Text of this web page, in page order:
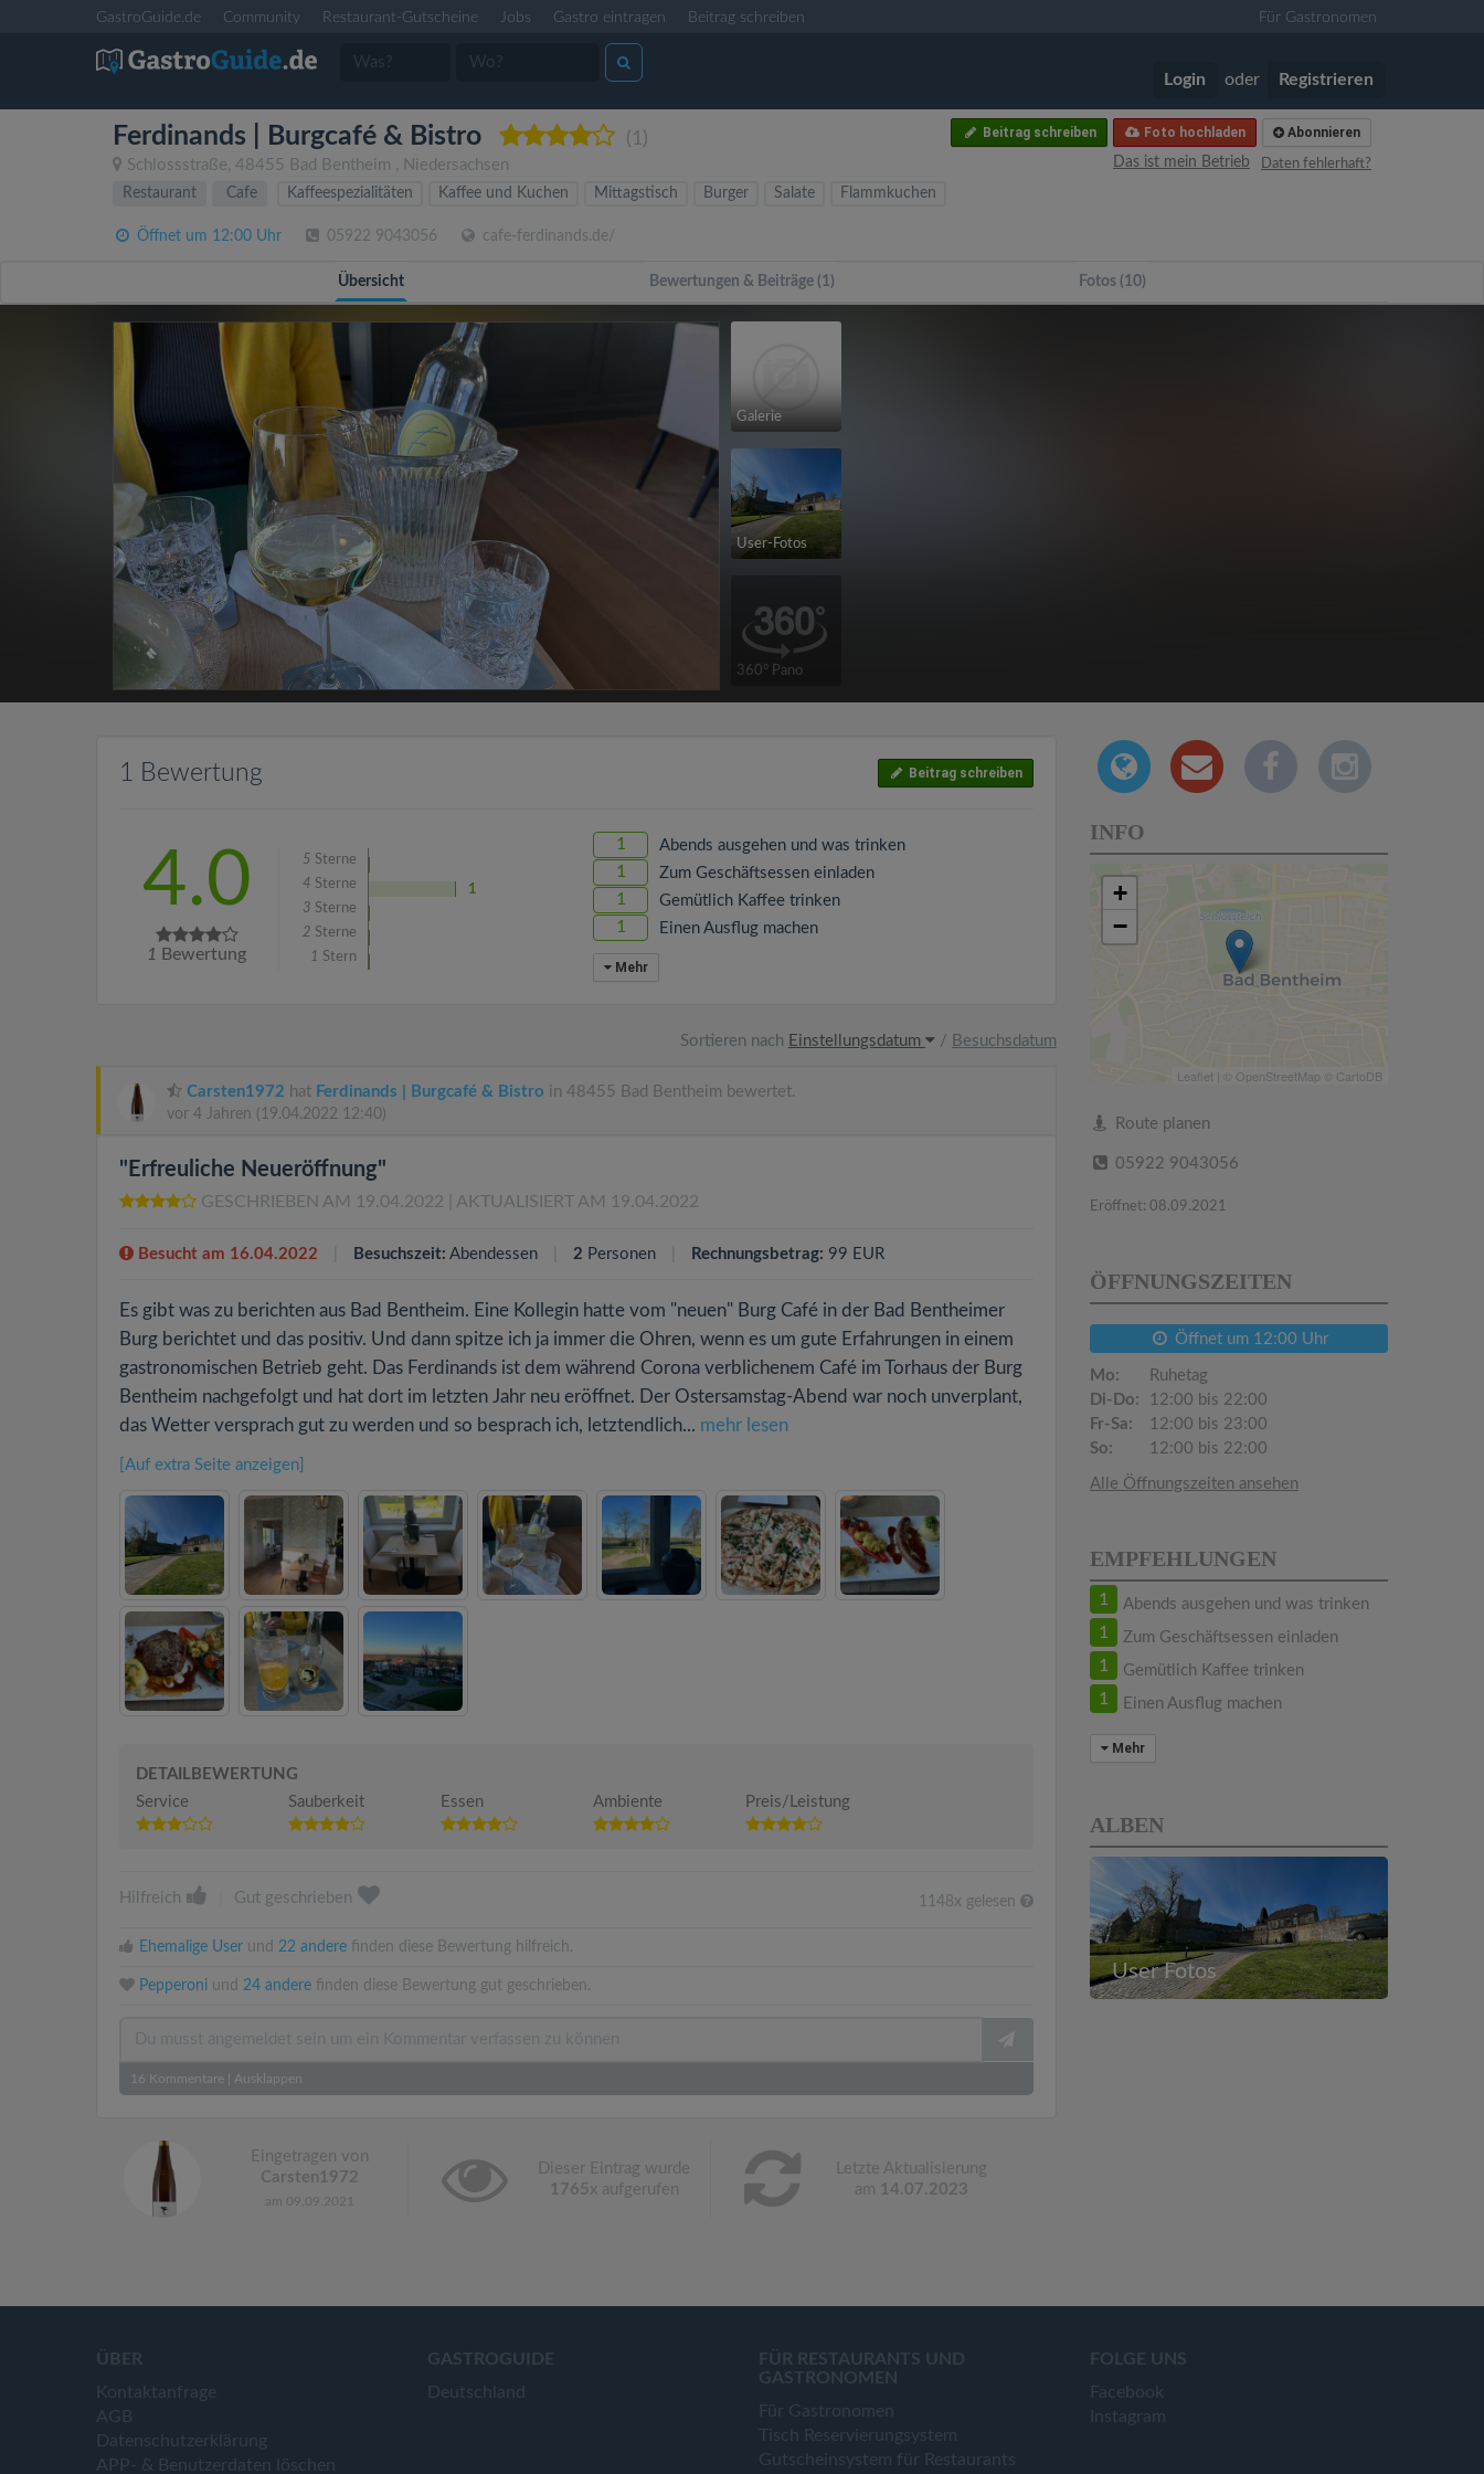
GastroGuide.de Community Restaurant-Gutscheine Jobs Gastro eintragen Beitrag schreiben Für Gastronomen
Login oder Registrieren
Ferdinands | Burgcafé & Bistro (1)
Schlossstraße, 48455 Bad Bentheim , Niedersachsen
Abonnieren
Foto hochladen
Beitrag schreiben
Daten fehlerhaft?
Das ist mein Betrieb
Restaurant
Cafe Kaffeespezialitäten Kaffee und Kuchen Mittagstisch Burger Salate Flammkuchen
Öffnet um 12:00 Uhr 05922 9043056 cafe-ferdinands.de/
Übersicht Bewertungen & Beiträge (1) Fotos (10)
Galerie
User-Fotos
360° Pano
1 Bewertung Beitrag schreiben
4.0
1 Bewertung
5 Sterne
4 Sterne
1
3 Sterne
2 Sterne
1 Stern
1 Abends ausgehen und was trinken
1 Zum Geschäftsessen einladen
1 Gemütlich Kaffee trinken
1 Einen Ausflug machen
Mehr
Sortieren nach Einstellungsdatum / Besuchsdatum
Carsten1972 hat Ferdinands | Burgcafé & Bistro in 48455 Bad Bentheim bewertet.
vor 4 Jahren (19.04.2022 12:40)
"Erfreuliche Neueröffnung"
GESCHRIEBEN AM 19.04.2022 | AKTUALISIERT AM 19.04.2022
Besucht am 16.04.2022 Besuchszeit: Abendessen 2 Personen Rechnungsbetrag: 99 EUR
Es gibt was zu berichten aus Bad Bentheim. Eine Kollegin hatte vom "neuen" Burg Café in der Bad Bentheimer
Burg berichtet und das positiv. Und dann spitze ich ja immer die Ohren, wenn es um gute Erfahrungen in einem
gastronomischen Betrieb geht. Das Ferdinands ist dem während Corona verblichenem Café im Torhaus der Burg
Bentheim nachgefolgt und hat dort im letzten Jahr neu eröffnet. Der Ostersamstag-Abend war noch unverplant,
das Wetter versprach gut zu werden und so besprach ich, letztendlich... mehr lesen
[Auf extra Seite anzeigen]
DETAILBEWERTUNG
Service
Sauberkeit Essen Ambiente Preis/Leistung
Hilfreich Gut geschrieben 1148x gelesen
Ehemalige User und 22 andere finden diese Bewertung hilfreich.
Pepperoni und 24 andere finden diese Bewertung gut geschrieben.
16 Kommentare Ausklappen
Eingetragen von
Carsten1972
am 09.09.2021
Dieser Eintrag wurde
1765 x aufgerufen
Letzte Aktualisierung
am 14.07.2023
INFO
+
−
Leaflet | © OpenStreetMap © CartoDB
Route planen
05922 9043056
Eröffnet: 08.09.2021
ÖFFNUNGSZEITEN
Öffnet um 12:00 Uhr
Mo:
Ruhetag
Di-Do:
12:00 bis 22:00
Fr-Sa:
12:00 bis 23:00
So:
12:00 bis 22:00
Alle Öffnungszeiten ansehen
EMPFEHLUNGEN
1 Abends ausgehen und was trinken
1 Zum Geschäftsessen einladen
1 Gemütlich Kaffee trinken
1 Einen Ausflug machen
Mehr
ALBEN
User Fotos
ÜBER
Kontaktanfrage
AGB
Datenschutzerklärung
APP- & Benutzerdaten löschen
GASTROGUIDE
Deutschland
FÜR RESTAURANTS UND
GASTRONOMEN
Für Gastronomen
Tisch Reservierungsystem
Gutscheinsystem für Restaurants
FOLGE UNS
Facebook
Instagram